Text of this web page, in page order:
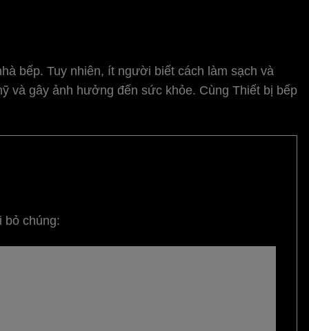
bếp. Tuy nhiên, ít người biết cách làm sạch và
và gây ảnh hưởng đến sức khỏe. Cùng Thiết bị bếp
bỏ chúng: